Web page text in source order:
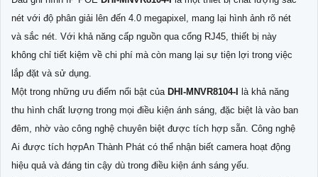
nét với độ phân giải lên đến 4.0 megapixel, mang lại hình ảnh rõ nét
và sắc nét. Với khả năng cấp nguồn qua cổng RJ45, thiết bị này
không chỉ tiết kiệm về chi phí mà còn mang lại sự tiện lợi trong việc
lắp đặt và sử dụng.
Một trong những ưu điểm nổi bật của DHI-MNVR8104-I
là khả năng
thu hình chất lượng trong mọi điều kiện ánh sáng, đặc biệt là vào ban
đêm, nhờ vào công nghệ chuyên biệt được tích hợp sẵn. Công nghệ
Ai được tích hợpAn Thành Phát có thể nhận biết camera hoạt động
hiệu quả và đáng tin cậy dù trong điều kiện ánh sáng yếu.